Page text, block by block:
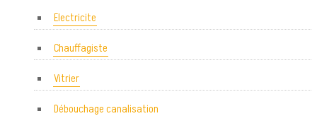
Electricite
Chauffagiste
Vitrier
Débouchage canalisation